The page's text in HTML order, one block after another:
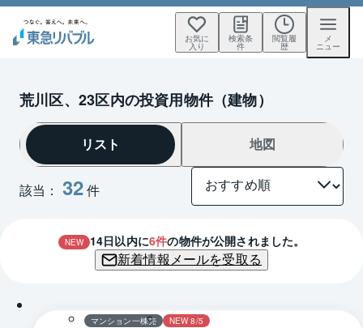
お気に
入り
検索条
件
閲覧履
歴
メ
ニュー
荒川区、23区内の投資用物件（建物）
該当： 32件
リスト 地図
NEW 14日以内に6件の物件が公開されました。
新着情報メールを受取る
マンション一棟売 NEW 8/5